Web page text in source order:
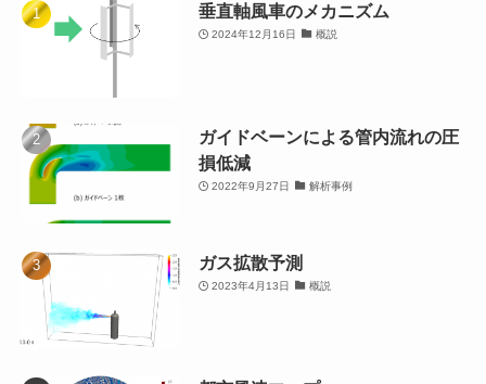
垂直軸風車のメカニズム
2024年12月16日 概説
ガイドベーンによる管内流れの圧
損低減
2022年9月27日 解析事例
ガス拡散予測
2023年4月13日 概説